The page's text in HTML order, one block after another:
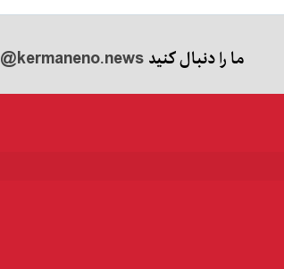
ما را دنبال کنید@kermaneno.news